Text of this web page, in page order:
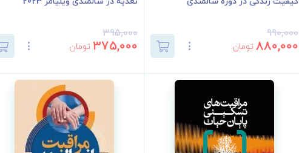
990,000
880,000 تومان
395,000
375,000 تومان